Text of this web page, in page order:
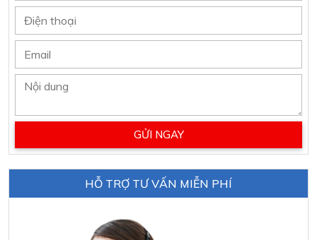
HỖ TRỢ TƯ VẤN MIỄN PHÍ